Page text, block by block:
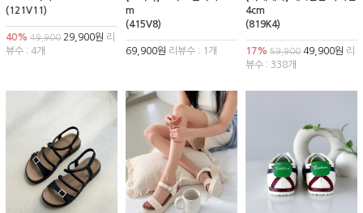
(121V11)
40% 49,900 29,900원 리
뷰수 : 4개
m
(415V8)
69,900원 리뷰수 : 1개
4cm
(819K4)
17% 59,90049,900원 리
뷰수 : 338개